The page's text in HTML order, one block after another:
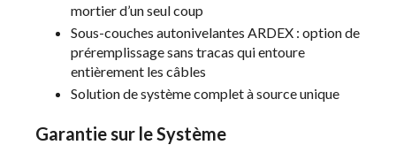
mortier d’un seul coup
Sous-couches autonivelantes ARDEX : option de
préremplissage sans tracas qui entoure
entièrement les câbles
Solution de système complet à source unique
Garantie sur le Système